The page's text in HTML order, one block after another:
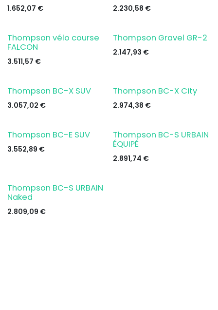
1.652,07 € 2.230,58 €
Thompson vélo course
FALCON
3.511,57 €
Thompson Gravel GR-2
2.147,93 €
Thompson BC-X SUV
3.057,02 €
Thompson BC-X City
2.974,38 €
Thompson BC-E SUV
3.552,89 €
Thompson BC-S URBAIN
ÉQUIPÉ
2.891,74 €
Thompson BC-S URBAIN
Naked
2.809,09 €